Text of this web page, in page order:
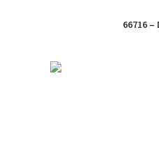
66716 –